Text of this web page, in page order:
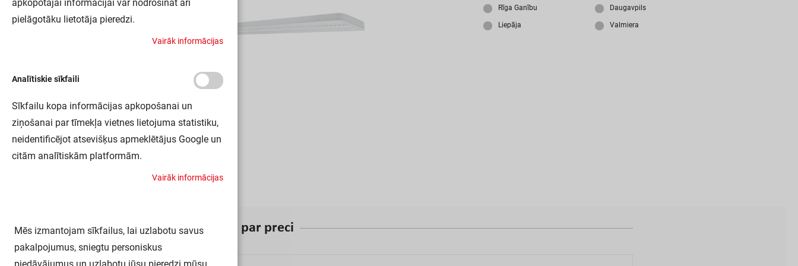
Aiz
Rīga Ganību Daugavpils
Liepāja Valmiera
Inform par preci
apkopotajai informācijai var nodrošināt arī
pielāgotāku lietotāja pieredzi.
Vairāk informācijas
Analītiskie sīkfaili
Sīkfailu kopa informācijas apkopošanai un
ziņošanai par tīmekļa vietnes lietojuma statistiku,
neidentificējot atsevišķus apmeklētājus Google un
citām analītiskām platformām.
Vairāk informācijas
Mēs izmantojam sīkfailus, lai uzlabotu savus
pakalpojumus, sniegtu personiskus